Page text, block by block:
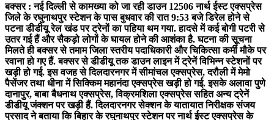
बक्सर : नई दिल्ली से कामख्या को जा रही डाउन 12506 नार्थ ईस्ट एक्सप्रेस
जिले के रघुनाथपुर स्टेशन के पास बुधवार की रात 9:53 बजे डिरेल होने से
पटना डीडीयू रेल खंड पर ट्रेनों का पहिया थम गया. हादसे में कई बोगी पटरी से
उतर गई हैं और सैकड़ो लोगों के घायल होने की आशंका है. घटना की सूचना
मिलते ही बक्सर से तमाम जिला स्तरीय पदाधिकारी और चिकित्सा कर्मी मौके पर
रवाना हो गए हैं. बक्सर से डीडीयू तक डाउन लाइन में ट्रेनें विभिन्न स्टेशनों पर
खड़ी हो गई. इस वजह से दिलदारनगर में सीमांचल एक्सप्रेस, दरौली में मेमो
पैसेंजर तथा धीना में सिक्किम महानंदा एक्सप्रेस खड़ी हो गई. इसके अलावा पुणे
दानापुर, बाबा बैधनाथ एक्सप्रेस, विक्रमशिला एक्सप्रेस सहित अन्य ट्रेनें
डीडीयू जंक्शन पर खड़ी हैं. दिलदारनगर सेक्शन के यातायात निरीक्षक संजय
प्रसाद ने बताया कि बिहार के रघुनाथपुर स्टेशन पर नार्थ ईस्ट एक्सप्रेस के